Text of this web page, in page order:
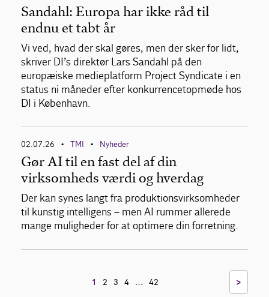
Sandahl: Europa har ikke råd til
endnu et tabt år
Vi ved, hvad der skal gøres, men der sker for lidt,
skriver DI’s direktør Lars Sandahl på den
europæiske medieplatform Project Syndicate i en
status ni måneder efter konkurrencetopmøde hos
DI i København.
02.07.26 • TMI • Nyheder
Gør AI til en fast del af din
virksomheds værdi og hverdag
Der kan synes langt fra produktionsvirksomheder
til kunstig intelligens – men AI rummer allerede
mange muligheder for at optimere din forretning.
1 2 3 4 … 42 >